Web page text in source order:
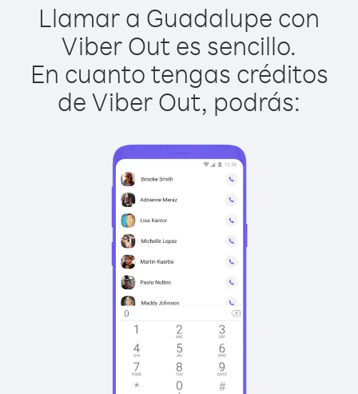
Llamar a Guadalupe con
Viber Out es sencillo.
En cuanto tengas créditos
de Viber Out, podrás: